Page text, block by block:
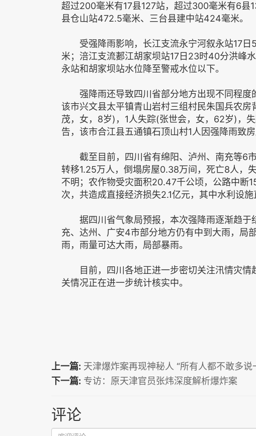
超过200毫米有17县127站，超过300毫米有6
县仓山站472.5毫米、三台县建中站424毫米。
受强降雨影响，长江支流永宁河叙永站17日
米；涪江支流郪江胡家坝站17日23时40分洪峰
永站和胡家坝站水位降至警戒水位以下。
强降雨还导致四川省部分地方出现不同程度
该市兴文县太平镇青山岩村三组村民朱国兵农
茂，女，8岁)，1人失踪(张世会，女，62岁)，
告，该市合江县五通镇石顶山村1人因强降雨致
截至目前，四川省有绵阳、泸州、南充等6
转移1.25万人，倒塌房屋0.38万间，死亡8人，
不明；农作物受灾面积20.47千公顷，公路中断
次，共造成直接经济损失2.1亿元，其中水利设施
据四川省气象局预报，本次强降雨逐渐趋于
充、达州、广安4市部分地方仍有中到大雨，局
雨，雨量可达大雨，局部暴雨。
目前，四川各地正进一步密切关注汛情灾情
关情况正在进一步统计核实中。
上一篇: 天津爆炸案再现神秘人 “所有人都不敢多说
下一篇: 专访：原天津官员张炜深度解析爆炸案
评论